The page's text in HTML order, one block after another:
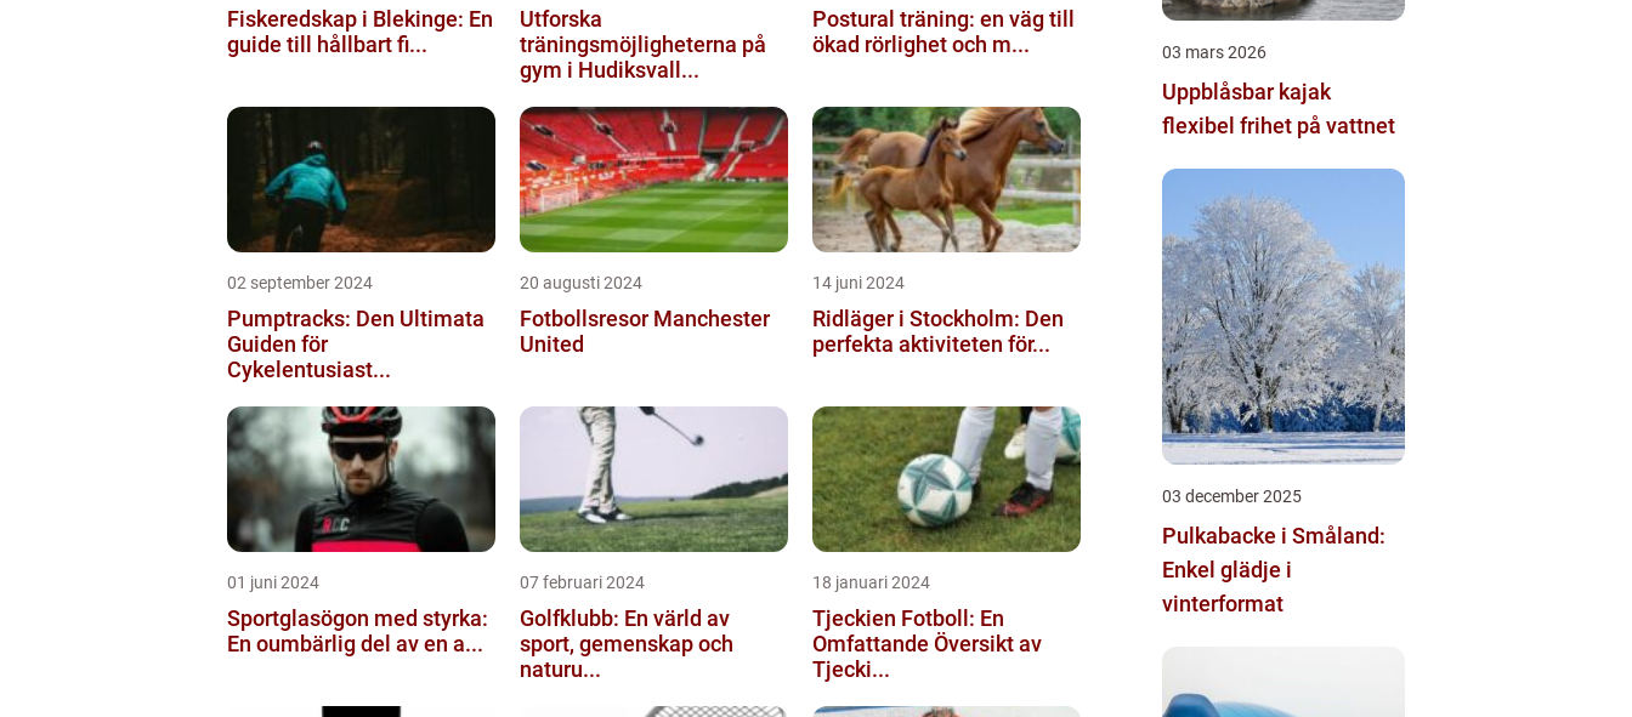
Fiskeredskap i Blekinge: En
guide till hållbart fi...
Utforska
träningsmöjligheterna på
gym i Hudiksvall...
Postural träning: en väg till
ökad rörlighet och m...
02 september 2024
Pumptracks: Den Ultimata
Guiden för
Cykelentusiast...
20 augusti 2024
Fotbollsresor Manchester
United
14 juni 2024
Ridläger i Stockholm: Den
perfekta aktiviteten för...
01 juni 2024
Sportglasögon med styrka:
En oumbärlig del av en a...
07 februari 2024
Golfklubb: En värld av
sport, gemenskap och
naturu...
18 januari 2024
Tjeckien Fotboll: En
Omfattande Översikt av
Tjecki...
03 mars 2026
Uppblåsbar kajak
flexibel frihet på vattnet
03 december 2025
Pulkabacke i Småland:
Enkel glädje i
vinterformat